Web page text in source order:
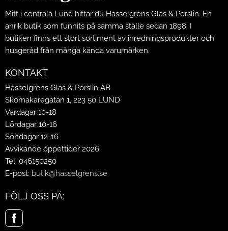
Mitt i centrala Lund hittar du Hasselgrens Glas & Porslin. En
anrik butik som funnits på samma ställe sedan 1898. I
butiken finns ett stort sortiment av inredningsprodukter och
husgeråd från många kända varumärken.
KONTAKT
Hasselgrens Glas & Porslin AB
Skomakaregatan 1, 223 50 LUND
Vardagar 10-18
Lördagar 10-16
Söndagar 12-16
Avvikande öppettider 2026
Tel: 046150250
E-post: butik@hasselgrens.se
FÖLJ OSS PÅ: